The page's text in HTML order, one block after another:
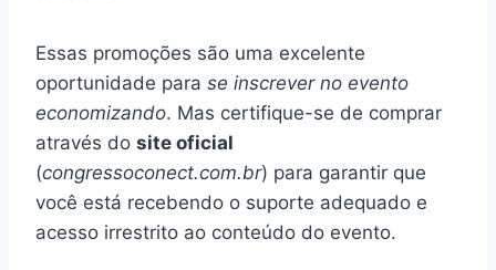
Essas promoções são uma excelente
oportunidade para se inscrever no evento
economizando. Mas certifique-se de comprar
através do site oficial
(congressoconect.com.br) para garantir que
você está recebendo o suporte adequado e
acesso irrestrito ao conteúdo do evento.